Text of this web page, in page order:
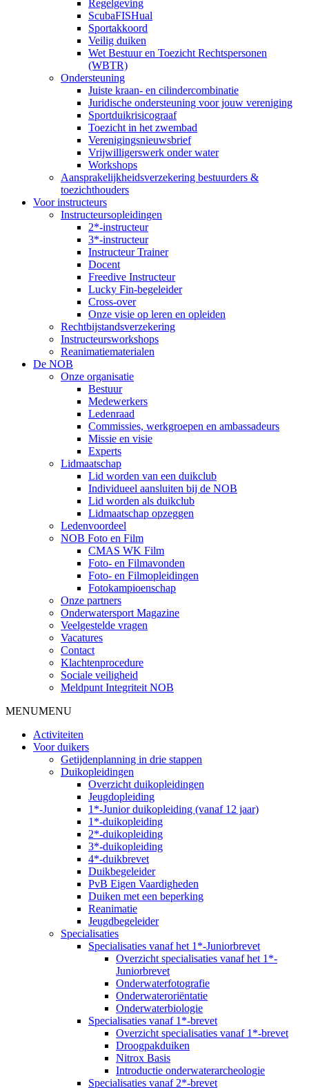
Regelgeving
ScubaFISHual
Sportakkoord
Veilig duiken
Wet Bestuur en Toezicht Rechtspersonen
(WBTR)
Ondersteuning
Juiste kraan- en cilindercombinatie
Juridische ondersteuning voor jouw vereniging
Sportduikrisicograaf
Toezicht in het zwembad
Verenigingsnieuwsbrief
Vrijwilligerswerk onder water
Workshops
Aansprakelijkheidsverzekering bestuurders &
toezichthouders
Voor instructeurs
Instructeursopleidingen
2*-instructeur
3*-instructeur
Instructeur Trainer
Docent
Freedive Instructeur
Lucky Fin-begeleider
Cross-over
Onze visie op leren en opleiden
Rechtbijstandsverzekering
Instructeursworkshops
Reanimatiematerialen
De NOB
Onze organisatie
Bestuur
Medewerkers
Ledenraad
Commissies, werkgroepen en ambassadeurs
Missie en visie
Experts
Lidmaatschap
Lid worden van een duikclub
Individueel aansluiten bij de NOB
Lid worden als duikclub
Lidmaatschap opzeggen
Ledenvoordeel
NOB Foto en Film
CMAS WK Film
Foto- en Filmavonden
Foto- en Filmopleidingen
Fotokampioenschap
Onze partners
Onderwatersport Magazine
Veelgestelde vragen
Vacatures
Contact
Klachtenprocedure
Sociale veiligheid
Meldpunt Integriteit NOB
MENUMENU
Activiteiten
Voor duikers
Getijdenplanning in drie stappen
Duikopleidingen
Overzicht duikopleidingen
Jeugdopleiding
1*-Junior duikopleiding (vanaf 12 jaar)
1*-duikopleiding
2*-duikopleiding
3*-duikopleiding
4*-duikbrevet
Duikbegeleider
PvB Eigen Vaardigheden
Duiken met een beperking
Reanimatie
Jeugdbegeleider
Specialisaties
Specialisaties vanaf het 1*-Juniorbrevet
Overzicht specialisaties vanaf het 1*-
Juniorbrevet
Onderwaterfotografie
Onderwateroriëntatie
Onderwaterbiologie
Specialisaties vanaf 1*-brevet
Overzicht specialisaties vanaf 1*-brevet
Droogpakduiken
Nitrox Basis
Introductie onderwaterarcheologie
Specialisaties vanaf 2*-brevet